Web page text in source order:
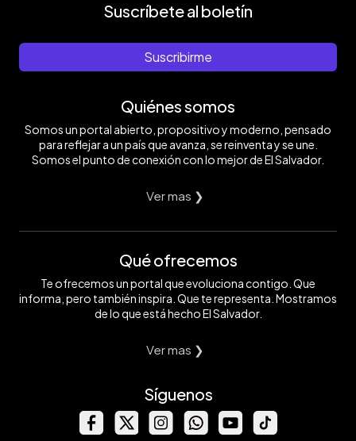
Suscríbete al boletín
Suscribirme
Quiénes somos
Somos un portal abierto, propositivo y moderno, pensado
para reflejar a un país que avanza, se reinventa y se une.
Somos el punto de conexión con lo mejor de El Salvador.
Ver mas ❯
Qué ofrecemos
Te ofrecemos un portal que evoluciona contigo. Que
informa, pero también inspira. Que te representa. Mostramos
de lo que está hecho El Salvador.
Ver mas ❯
Síguenos